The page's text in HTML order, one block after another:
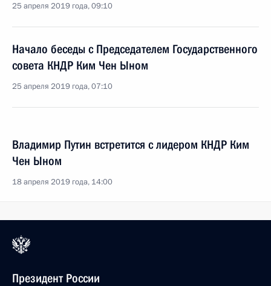
25 апреля 2019 года, 09:10
Начало беседы с Председателем Государственного
совета КНДР Ким Чен Ыном
25 апреля 2019 года, 07:10
Владимир Путин встретится с лидером КНДР Ким
Чен Ыном
18 апреля 2019 года, 14:00
Президент России